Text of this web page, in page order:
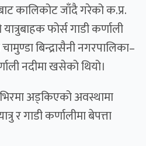
कालिकोट जाँदै गरेको क.प्र.
फोर्स गाडी कर्णाली
बिन्द्रासैनी नगरपालिका–
नदीमा खसेको थियो।
अड्किएको अवस्थामा
र गाडी कर्णालीमा बेपत्ता